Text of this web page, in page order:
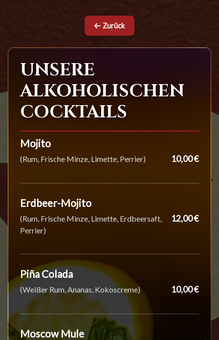
Zurück
UNSERE
ALKOHOLISCHEN
COCKTAILS
Mojito
(Rum, Frische Minze, Limette, Perrier) 10,00 €
Erdbeer-Mojito
(Rum, Frische Minze, Limette, Erdbeersaft,
Perrier)
12,00 €
Piña Colada
(Weißer Rum, Ananas, Kokoscreme) 10,00 €
Moscow Mule